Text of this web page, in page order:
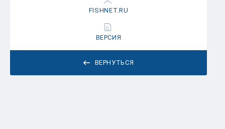
ВЕРНУТЬСЯ
FISHNET.RU
ВЕРСИЯ